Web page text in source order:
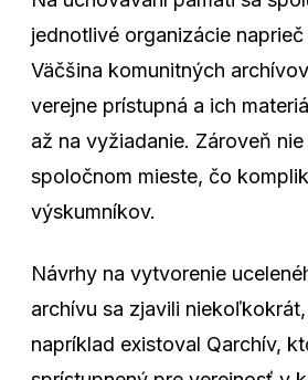
jednotlivé organizácie naprieč
Väčšina komunitných
verejne prístupná a ich
až na vyžiadanie. Zároveň
spoločnom mieste, čo
výskumníkov.
Návrhy na vytvorenie
archívu sa zjavili
napríklad existoval Qarchív,